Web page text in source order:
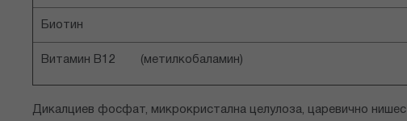
Биотин
Витамин В12 (метилкобаламин)
Дикалциев фосфат, микрокристална целулоза, царевично